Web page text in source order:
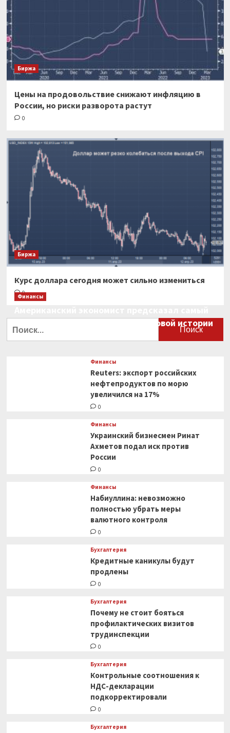
Биржа
Цены на продовольствие снижают инфляцию в
России, но риски разворота растут
0
Биржа
Курс доллара сегодня может сильно измениться
0
Финансы
большой финансовый крах в мировой истории
Финансы
Reuters: экспорт российских
нефтепродуктов по морю
увеличился на 17%
0
Финансы
Украинский бизнесмен Ринат
Ахметов подал иск против
России
0
Финансы
Набиуллина: невозможно
полностью убрать меры
валютного контроля
0
Бухгалтерия
Кредитные каникулы будут
продлены
0
Бухгалтерия
Почему не стоит бояться
профилактических визитов
трудинспекции
0
Бухгалтерия
Контрольные соотношения к
НДС-декларации
подкорректировали
0
Бухгалтерия